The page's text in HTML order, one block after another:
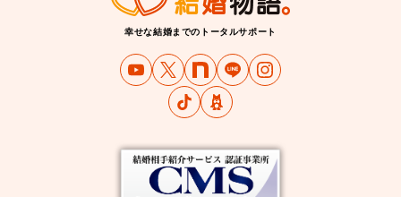
幸せな結婚までのトータルサポート